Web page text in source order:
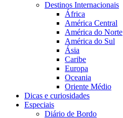
Destinos Internacionais
África
América Central
América do Norte
América do Sul
Ásia
Caribe
Europa
Oceania
Oriente Médio
Dicas e curiosidades
Especiais
Diário de Bordo